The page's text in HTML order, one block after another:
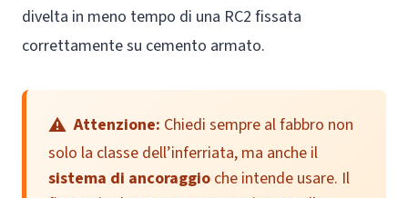
divelta in meno tempo di una RC2 fissata
correttamente su cemento armato.
Attenzione: Chiedi sempre al fabbro non
solo la classe dell’inferriata, ma anche il
sistema di ancoraggio che intende usare. Il